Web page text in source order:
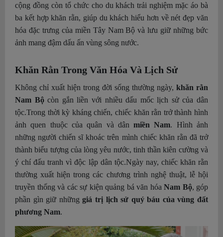
cộng đồng còn tổ chức cho du khách trải nghiệm mặc áo bà
ba kết hợp khăn rằn, giúp du khách hiểu hơn về nét đẹp văn
hóa đặc trưng của miền Tây Nam Bộ và lưu giữ những bức
ảnh mang đậm dấu ấn vùng sông nước.
Khăn Rằn Trong Văn Hóa Và Lịch Sử
Không chỉ xuất hiện trong đời sống thường ngày, khăn rằn
Nam Bộcòn gắn liền với nhiều dấu mốc lịch sử của dân
tộc.Trong thời kỳ kháng chiến, chiếc khăn rằn trở thành hình
ảnh quen thuộc của quân và dânmiền Nam. Hình ảnh
những người chiến sĩ khoác trên mình chiếc khăn rằn đã trở
thành biểu tượng của lòng yêu nước, tinh thần kiên cường và
ý chí đấu tranh vì độc lập dân tộc.Ngày nay, chiếc khăn rằn
thường xuất hiện trong các chương trình nghệ thuật, lễ hội
truyền thống và các sự kiện quảng bá văn hóa Nam Bộ, góp
phần gìn giữ nhữnggiá trị lịch sử quý báu của vùng đất
phương Nam.